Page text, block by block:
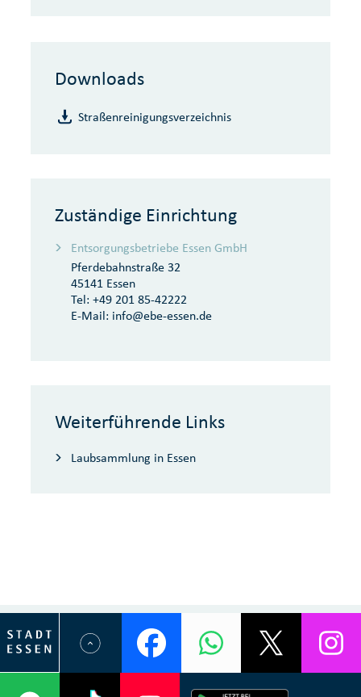
Downloads
Straßenreinigungsverzeichnis
Zuständige Einrichtung
Entsorgungsbetriebe Essen GmbH
Pferdebahnstraße 32
45141 Essen
Tel: +49 201 85-42222
E-Mail: info@ebe-essen.de
Weiterführende Links
Laubsammlung in Essen